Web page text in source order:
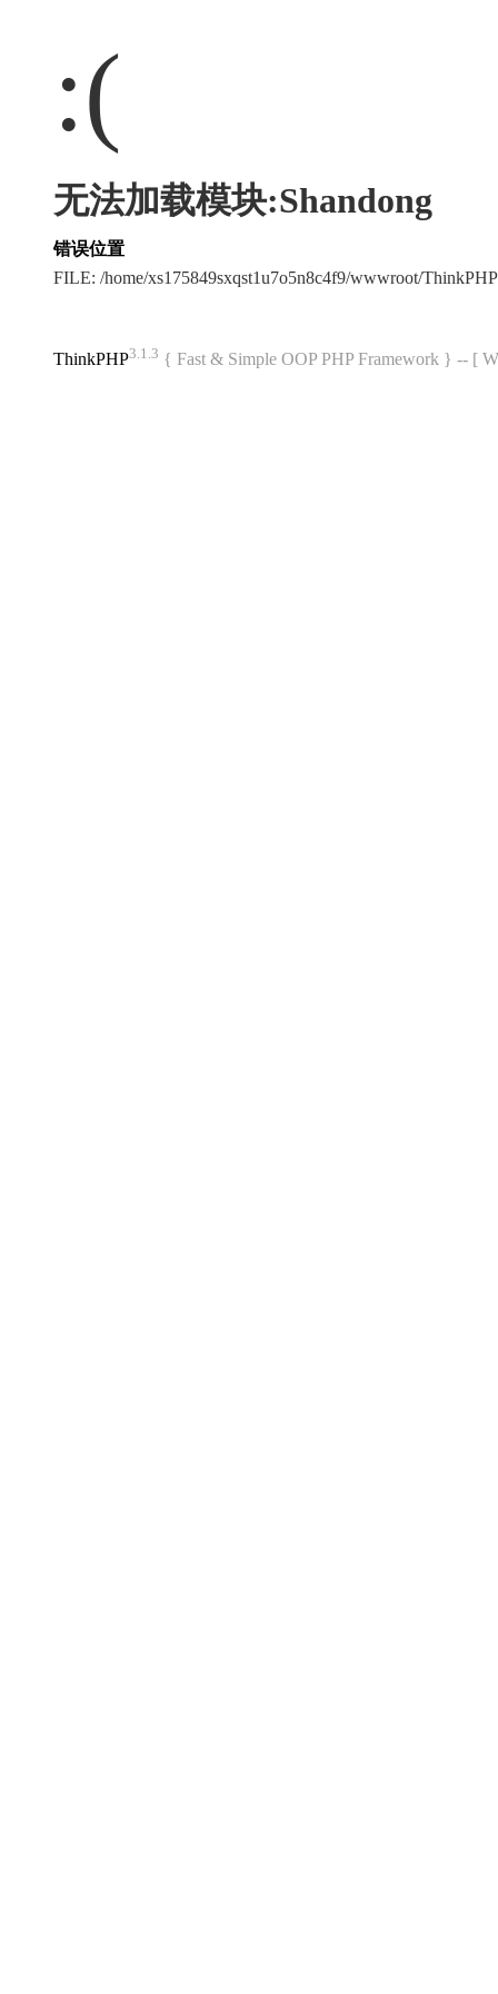
:(
无法加载模块:Shandong
错误位置
FILE: /home/xs175849sxqst1u7o5n8c4f9/wwwroot/
ThinkPHP3.1.3 { Fast & Simple OOP PHP Framework } -- [